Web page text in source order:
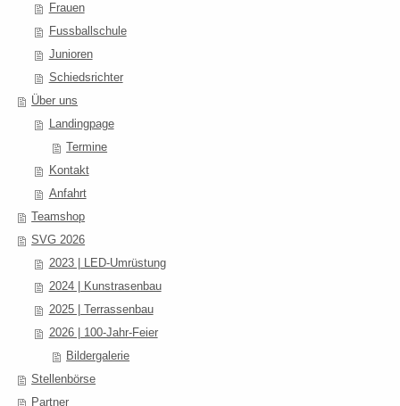
Frauen
Fussballschule
Junioren
Schiedsrichter
Über uns
Landingpage
Termine
Kontakt
Anfahrt
Teamshop
SVG 2026
2023 | LED-Umrüstung
2024 | Kunstrasenbau
2025 | Terrassenbau
2026 | 100-Jahr-Feier
Bildergalerie
Stellenbörse
Partner